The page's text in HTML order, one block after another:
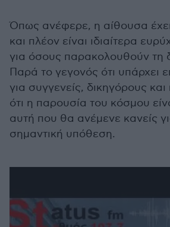
Όπως ανέφερε, η αίθουσα
και πλέον είναι ιδιαίτερα
για όσους παρακολουθούν τη
Παρά το γεγονός ότι υπάρχει
για συγγενείς, δικηγόρους
ότι η παρουσία του κόσμου
αυτή που θα ανέμενε κανείς
σημαντική υπόθεση.